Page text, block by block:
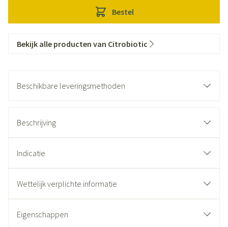
Bestel
Bekijk alle producten van Citrobiotic
Beschikbare leveringsmethoden
Beschrijving
Indicatie
Wettelijk verplichte informatie
Eigenschappen